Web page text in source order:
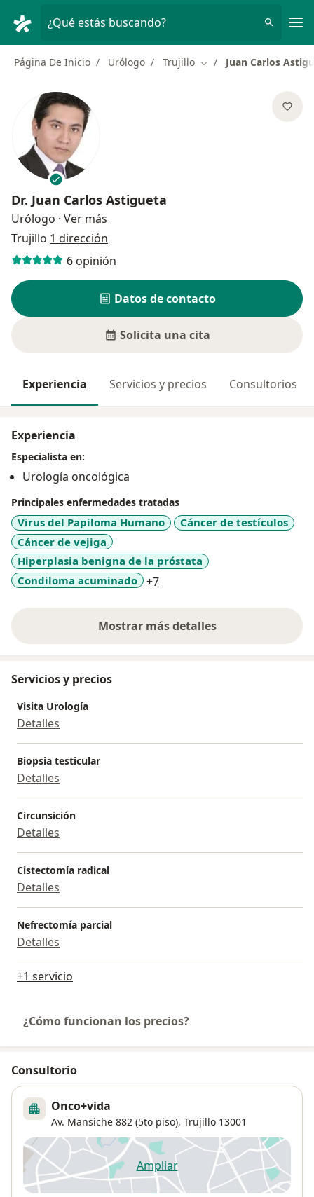
¿Qué estás buscando?
Página De Inicio Urólogo Trujillo Cambiar de ciudad
Juan Carlos
Dr. Juan Carlos Astigueta
Urólogo · Ver más
Trujillo 1 dirección
6 opinión
Datos de contacto
Solicita una cita
Experiencia Servicios y precios Consultorios
Experiencia
Especialista en:
Urología oncológica
Principales enfermedades tratadas
Virus del Papiloma Humano
Cáncer de testículos
Cáncer de vejiga
Hiperplasia benigna de la próstata
Condiloma acuminado
+7a11y_sr_more_diseases
Mostrar más detalles
sobre la experiencia
Servicios y precios
Visita Urología
Detalles
Biopsia testicular
Detalles
Circunsición
Detalles
Cistectomía radical
Detalles
Nefrectomía parcial
Detalles
+1 servicio
¿Cómo funcionan los precios?
Consultorio
Onco+vida
Av. Mansiche 882 (5to piso), Trujillo 13001
Ampliarse abre en una nueva